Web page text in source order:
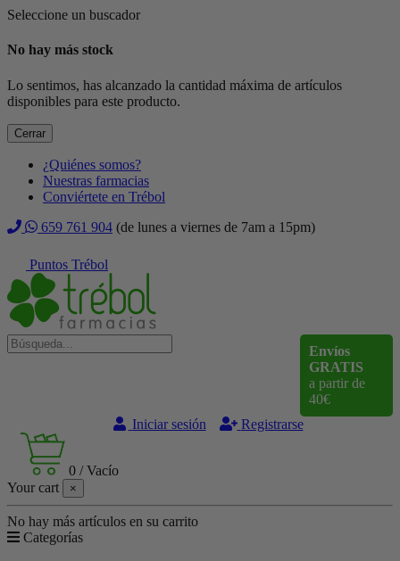
Seleccione un buscador
No hay más stock
Lo sentimos, has alcanzado la cantidad máxima de artículos
disponibles para este producto.
Cerrar
¿Quiénes somos?
Nuestras farmacias
Conviértete en Trébol
659 761 904 (de lunes a viernes de 7am a 15pm)
Puntos Trébol
Envíos
GRATIS
a partir de
40€
Iniciar sesión
Registrarse
0 /Vacío
Your cart
×
No hay más artículos en su carrito
Categorías